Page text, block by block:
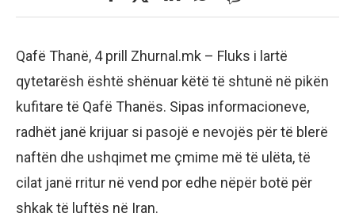
Qafë Thanë, 4 prill Zhurnal.mk – Fluks i lartë
qytetarësh është shënuar këtë të shtunë në pikën
kufitare të Qafë Thanës. Sipas informacioneve,
radhët janë krijuar si pasojë e nevojës për të blerë
naftën dhe ushqimet me çmime më të ulëta, të
cilat janë rritur në vend por edhe nëpër botë për
shkak të luftës në Iran.